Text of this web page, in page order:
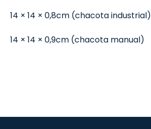
14 × 14 × 0,8cm (chacota industrial)
14 × 14 × 0,9cm (chacota manual)